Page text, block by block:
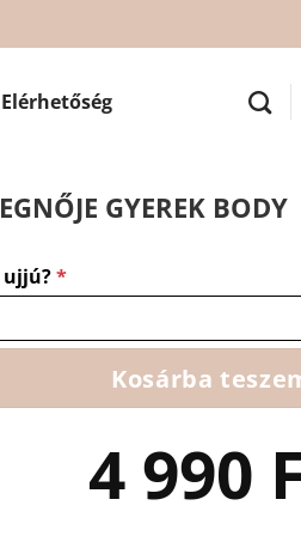
Elérhetőség
GYEREK BODY
ujjú?*
Kosárba
4 990